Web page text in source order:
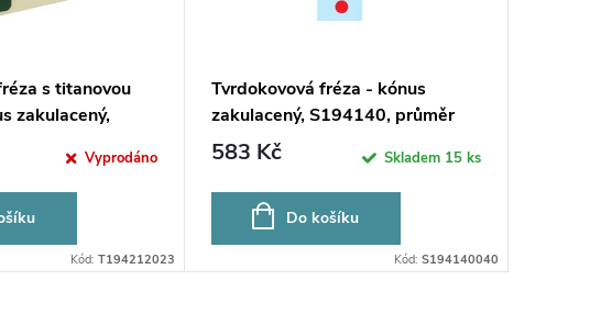
s titanovou
zakulacený,
- DOPRODEJ
Vyprodáno
Kód: T194212023
Tvrdokovová fréza - kónus
zakulacený, S194140, průměr
4mm
583 Kč Skladem 15 ks
Do košíku
Kód: S194140040